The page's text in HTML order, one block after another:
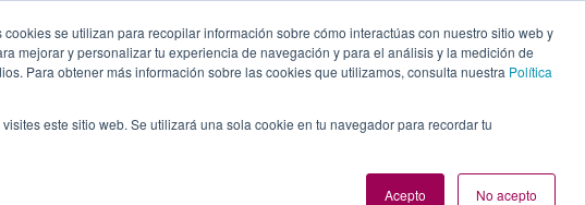
se utilizan para recopilar información sobre cómo interactúas con nuestro sitio web y
mejorar y personalizar tu experiencia de navegación y para el análisis y la medición de
Para obtener más información sobre las cookies que utilizamos, consulta nuestra Política
este sitio web. Se utilizará una sola cookie en tu navegador para recordar tu
Acepto No acepto
INICIO QUIÉNES SOMOS TE OFRECEMOS PLANES NUESTROS EVENTOS
boda